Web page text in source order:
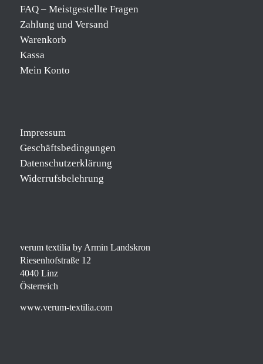
FAQ – Meistgestellte Fragen
Zahlung und Versand
Warenkorb
Kassa
Mein Konto
Impressum
Geschäftsbedingungen
Datenschutzerklärung
Widerrufsbelehrung
verum textilia by Armin Landskron
Riesenhofstraße 12
4040 Linz
Österreich
www.verum-textilia.com